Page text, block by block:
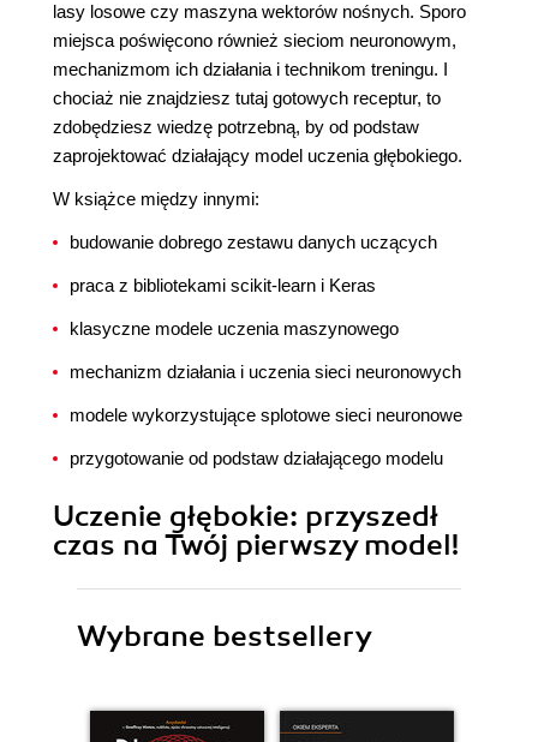
lasy losowe czy maszyna wektorów nośnych. Sporo
miejsca poświęcono również sieciom neuronowym,
mechanizmom ich działania i technikom treningu. I
chociaż nie znajdziesz tutaj gotowych receptur, to
zdobędziesz wiedzę potrzebną, by od podstaw
zaprojektować działający model uczenia głębokiego.
W książce między innymi:
budowanie dobrego zestawu danych uczących
praca z bibliotekami scikit-learn i Keras
klasyczne modele uczenia maszynowego
mechanizm działania i uczenia sieci neuronowych
modele wykorzystujące splotowe sieci neuronowe
przygotowanie od podstaw działającego modelu
Uczenie głębokie: przyszedł
czas na Twój pierwszy model!
Wybrane bestsellery